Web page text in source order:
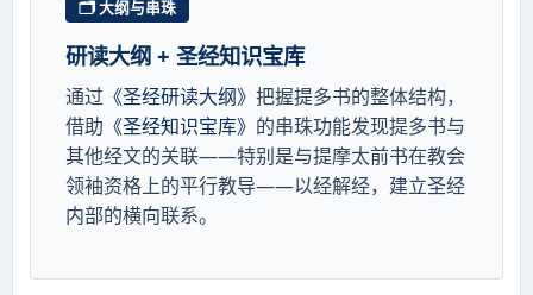
🗂️ 大纲与串珠
研读大纲 + 圣经知识宝库
通过 《圣经研读大纲》 把握提多书的整体结构，
借助 《圣经知识宝库》 的串珠功能发现提多书与
其他经文的关联——特别是与提摩太前书在教会
领袖资格上的平行教导——以经解经，建立圣经
内部的横向联系。